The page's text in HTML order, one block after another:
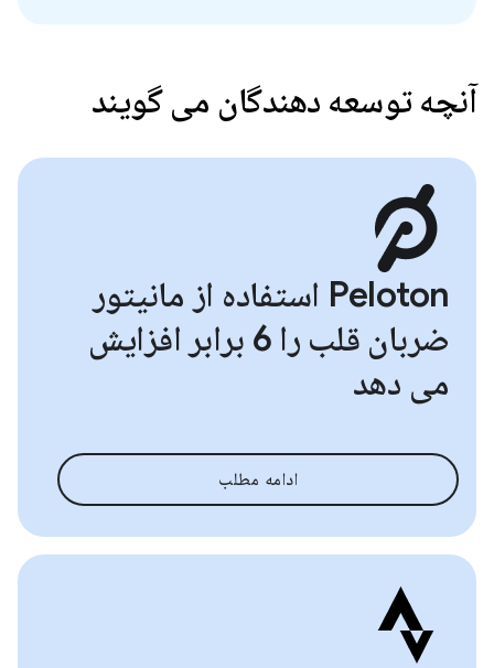
آنچه توسعه دهندگان می گویند
Peloton استفاده از مانیتور
ضربان قلب را 6 برابر افزایش
می دهد
ادامه مطلب